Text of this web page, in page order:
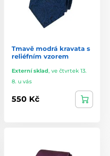
Tmavě modrá kravata s
reliéfním vzorem
Externí sklad, ve čtvrtek 13.
8. u vás
550 Kč